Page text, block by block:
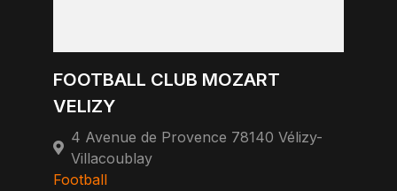
FOOTBALL CLUB MOZART
VELIZY
4 Avenue de Provence 78140 Vélizy-
Villacoublay
Football